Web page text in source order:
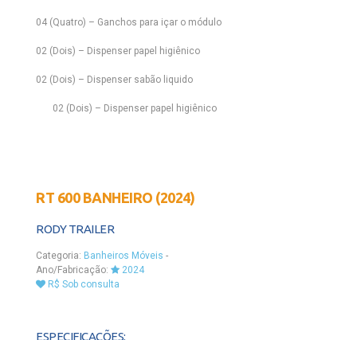
04 (Quatro) – Ganchos para içar o módulo
02 (Dois) – Dispenser papel higiênico
02 (Dois) – Dispenser sabão liquido
02 (Dois) – Dispenser papel higiênico
RT 600 BANHEIRO (2024)
RODY TRAILER
Categoria: Banheiros Móveis -
Ano/Fabricação:
2024
R$ Sob consulta
ESPECIFICAÇÕES: